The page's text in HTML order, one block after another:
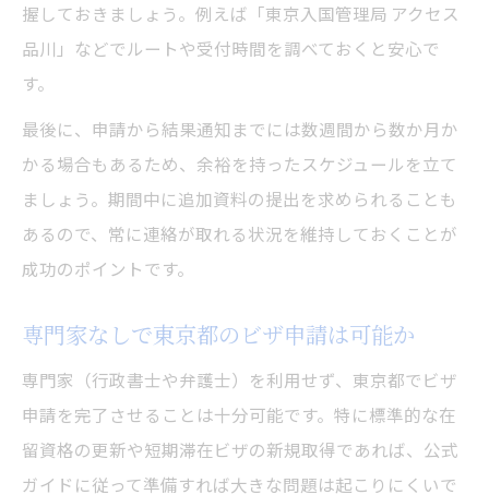
握しておきましょう。例えば「東京入国管理局 アクセス
品川」などでルートや受付時間を調べておくと安心で
す。
最後に、申請から結果通知までには数週間から数か月か
かる場合もあるため、余裕を持ったスケジュールを立て
ましょう。期間中に追加資料の提出を求められることも
あるので、常に連絡が取れる状況を維持しておくことが
成功のポイントです。
専門家なしで東京都のビザ申請は可能か
専門家（行政書士や弁護士）を利用せず、東京都でビザ
申請を完了させることは十分可能です。特に標準的な在
留資格の更新や短期滞在ビザの新規取得であれば、公式
ガイドに従って準備すれば大きな問題は起こりにくいで